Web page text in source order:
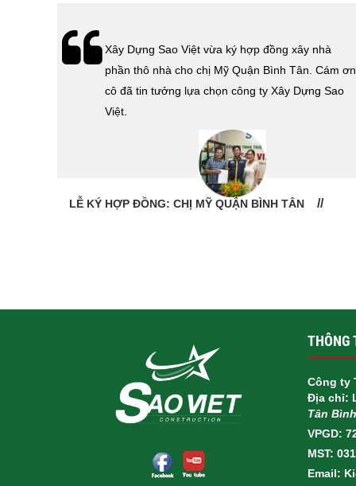
Lễ bàn giao nhà cho gia đình Cô Vân quận 11.
Cám ơn anh Tính đã tin tưởng, lựa chọn công ty
Xây Dựng Sao Việt.
LỄ BÀN GIAO NHÀ: CÔ VÂN QUẬN 11
THÔNG
Công ty
Địa chỉ:
Tân
VPGD:
MST:
Email: